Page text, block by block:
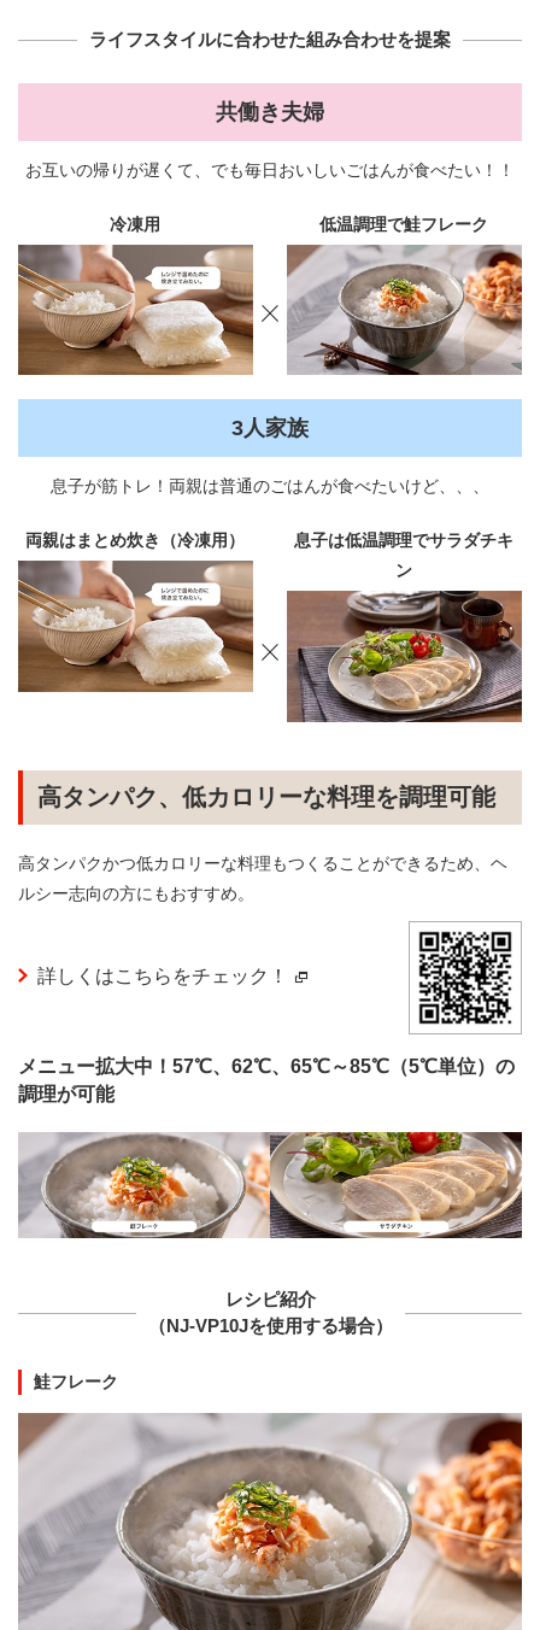
ライフスタイルに合わせた組み合わせを提案
共働き夫婦
お互いの帰りが遅くて、でも毎日おいしいごはんが食べたい！！
冷凍用 低温調理で鮭フレーク
3人家族
息子が筋トレ！両親は普通のごはんが食べたいけど、、、
両親はまとめ炊き（冷凍用）
息子は低温調理でサラダチキ
ン
高タンパク、低カロリーな料理を調理可能
高タンパクかつ低カロリーな料理もつくることができるため、ヘ
ルシー志向の方にもおすすめ。
メニュー拡大中！57℃、62℃、65℃～85℃（5℃単位）の
調理が可能
詳しくはこちらをチェック！
レシピ紹介
（NJ-VP10Jを使用する場合）
鮭フレーク